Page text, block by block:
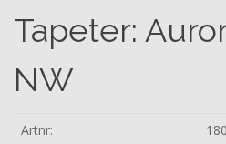
Tapeter:
NW
Artnr: